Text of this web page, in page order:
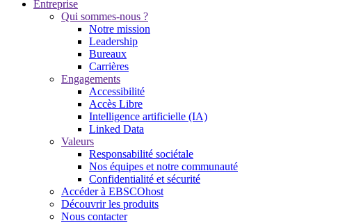
Entreprise
Qui sommes-nous ?
Notre mission
Leadership
Bureaux
Carrières
Engagements
Accessibilité
Accès Libre
Intelligence artificielle (IA)
Linked Data
Valeurs
Responsabilité sociétale
Nos équipes et notre communauté
Confidentialité et sécurité
Accéder à EBSCOhost
Découvrir les produits
Nous contacter